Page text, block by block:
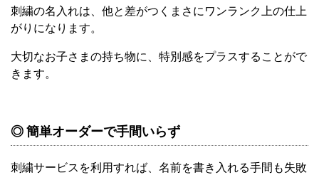
刺繍の名入れは、他と差がつくまさにワンランク上の仕上
がりになります。
大切なお子さまの持ち物に、特別感をプラスすることがで
きます。
◎ 簡単オーダーで手間いらず
刺繍サービスを利用すれば、名前を書き入れる手間も失敗